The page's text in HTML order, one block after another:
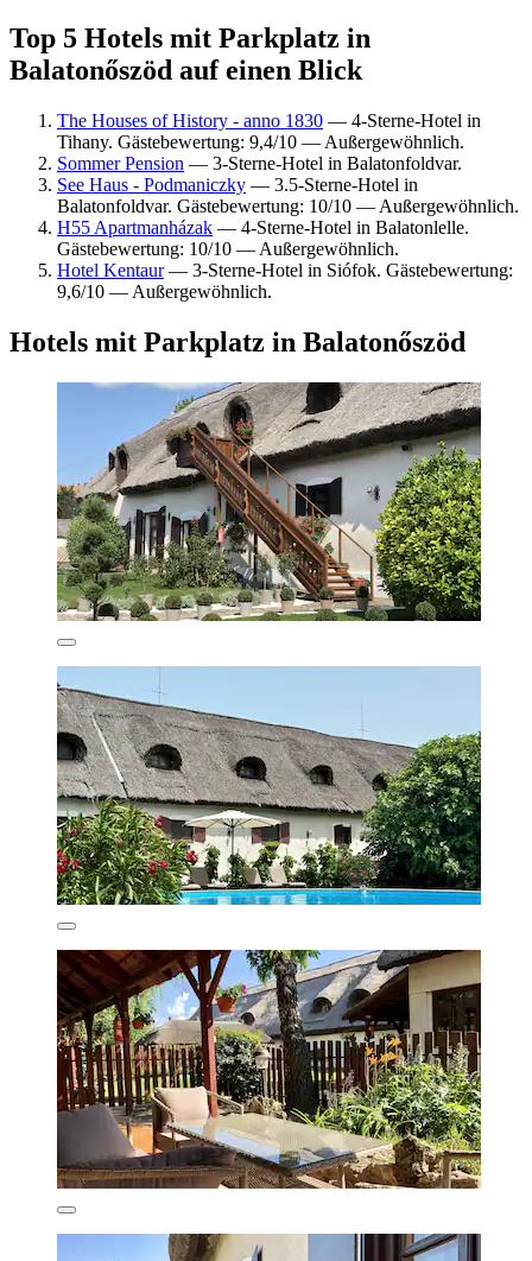
Top 5 Hotels mit Parkplatz in
Balatonőszöd auf einen Blick
The Houses of History - anno 1830 — 4-Sterne-Hotel in
Tihany. Gästebewertung: 9,4/10 — Außergewöhnlich.
Sommer Pension — 3-Sterne-Hotel in Balatonfoldvar.
See Haus - Podmaniczky — 3.5-Sterne-Hotel in
Balatonfoldvar. Gästebewertung: 10/10 — Außergewöhnlich.
H55 Apartmanházak — 4-Sterne-Hotel in Balatonlelle.
Gästebewertung: 10/10 — Außergewöhnlich.
Hotel Kentaur— 3-Sterne-Hotel in Siófok. Gästebewertung:
9,6/10 — Außergewöhnlich.
Hotels mit Parkplatz in Balatonőszöd